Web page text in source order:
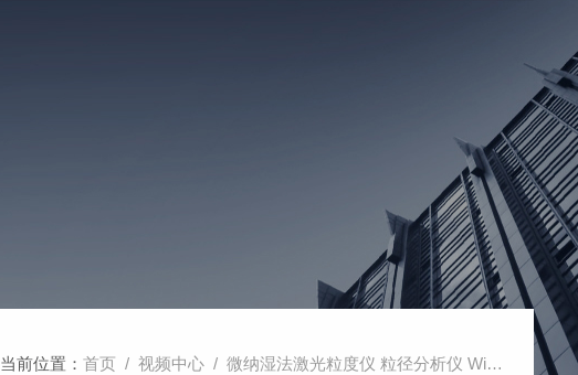
当前位置： 首页 / 视频中心 / 微纳湿法激光粒度仪 粒径分析仪 Winner2006简介